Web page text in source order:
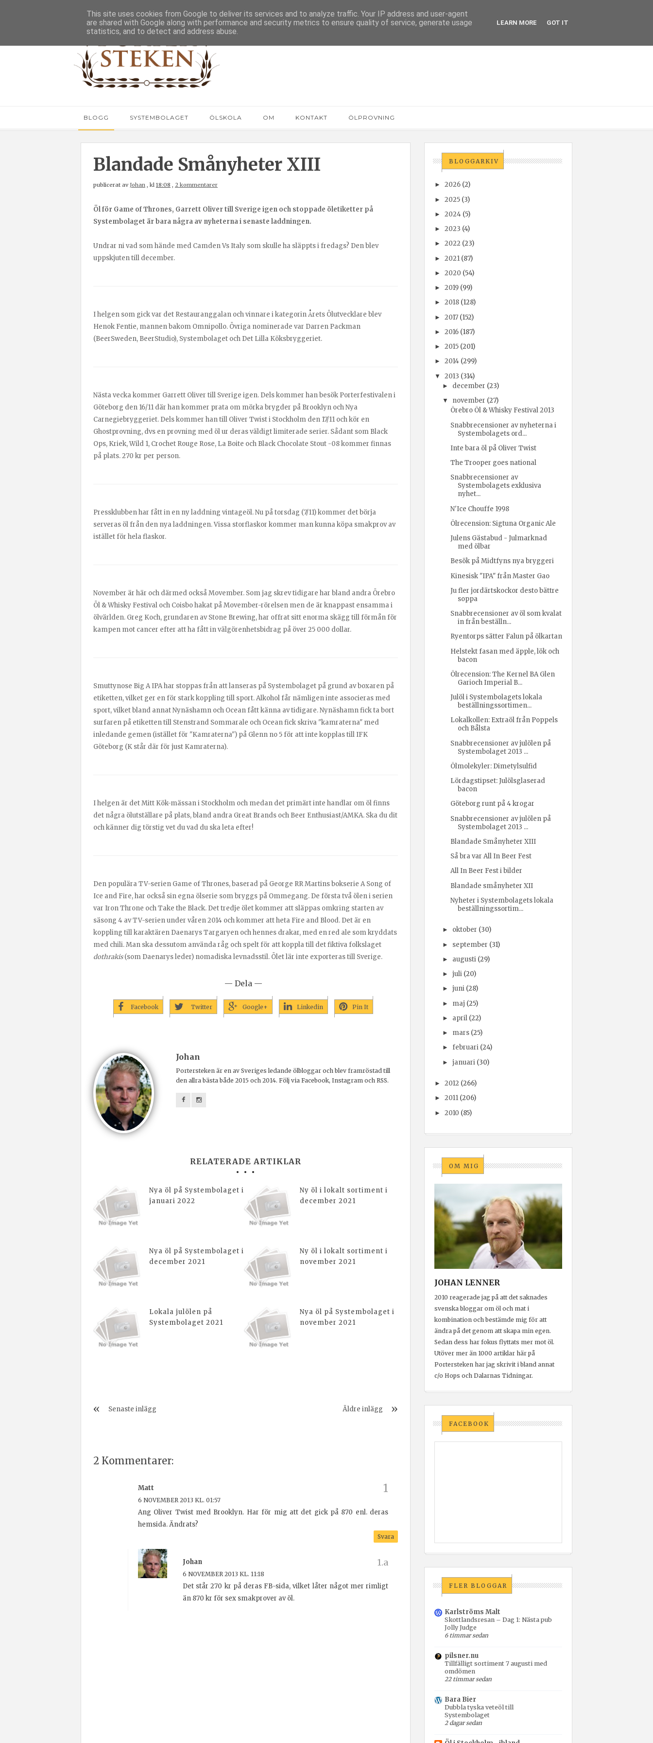
BLOGG SYSTEMBOLAGET ÖLSKOLA OM KONTAKT ÖLPROVNING
Blandade Smånyheter XIII
publicerat avJohan , kl 18:08 , 2 kommentarer
Öl för Game of Thrones, Garrett Oliver till Sverige igen och stoppade öletiketter på
Systembolaget är bara några av nyheterna i senaste laddningen.
Undrar ni vad som hände med Camden Vs Italy som skulle ha släppts i fredags? Den blev
uppskjuten till december.
I helgen som gick var det Restauranggalan och vinnare i kategorin Årets Ölutvecklare blev
Henok Fentie, mannen bakom Omnipollo. Övriga nominerade var Darren Packman
(BeerSweden, BeerStudio), Systembolaget och Det Lilla Köksbryggeriet.
Nästa vecka kommer Garrett Oliver till Sverige igen. Dels kommer han besök Porterfestivalen i
Göteborg den 16/11 där han kommer prata om mörka brygder på Brooklyn och Nya
Carnegiebryggeriet. Dels kommer han till Oliver Twist i Stockholm den 17/11 och kör en
Ghostprovning, dvs en provning med öl ur deras väldigt limiterade serier. Sådant som Black
Ops, Kriek, Wild 1, Crochet Rouge Rose, La Boite och Black Chocolate Stout -08 kommer finnas
på plats. 270 kr per person.
Pressklubben har fått in en ny laddning vintageöl. Nu på torsdag (7/11) kommer det börja
serveras öl från den nya laddningen. Vissa storflaskor kommer man kunna köpa smakprov av
istället för hela flaskor.
November är här och därmed också Movember. Som jag skrev tidigare har bland andra Örebro
Öl & Whisky Festival och Coisbo hakat på Movember-rörelsen men de är knappast ensamma i
ölvärlden. Greg Koch, grundaren av Stone Brewing, har offrat sitt enorma skägg till förmån för
kampen mot cancer efter att ha fått in välgörenhetsbidrag på över 25 000 dollar.
Smuttynose Big A IPA har stoppas från att lanseras på Systembolaget på grund av boxaren på
etiketten, vilket ger en för stark koppling till sport. Alkohol får nämligen inte associeras med
sport, vilket bland annat Nynäshamn och Ocean fått känna av tidigare. Nynäshamn fick ta bort
surfaren på etiketten till Stenstrand Sommarale och Ocean fick skriva "kamraterna" med
inledande gemen (istället för "Kamraterna") på Glenn no 5 för att inte kopplas till IFK
Göteborg (K står där för just Kamraterna).
I helgen är det Mitt Kök-mässan i Stockholm och medan det primärt inte handlar om öl finns
det några ölutställare på plats, bland andra Great Brands och Beer Enthusiast/AMKA. Ska du dit
och känner dig törstig vet du vad du ska leta efter!
Den populära TV-serien Game of Thrones, baserad på George RR Martins bokserie A Song of
Ice and Fire, har också sin egna ölserie som bryggs på Ommegang. De första två ölen i serien
var Iron Throne och Take the Black. Det tredje ölet kommer att släppas omkring starten av
säsong 4 av TV-serien under våren 2014 och kommer att heta Fire and Blood. Det är en
koppling till karaktären Daenarys Targaryen och hennes drakar, med en red ale som kryddats
med chili. Man ska dessutom använda råg och spelt för att koppla till det fiktiva folkslaget
dothrakis(som Daenarys leder) nomadiska levnadsstil. Ölet lär inte exporteras till Sverige.
— Dela —
Facebook Twitter Google+ Linkedin Pin It
Johan
Portersteken är en av Sveriges ledande ölbloggar och blev framröstad till
den allra bästa både 2015 och 2014. Följ via Facebook, Instagram och RSS.
RELATERADE ARTIKLAR
Nya öl på Systembolaget i
januari 2022
Ny öl i lokalt sortiment i
december 2021
Nya öl på Systembolaget i
december 2021
Ny öl i lokalt sortiment i
november 2021
Lokala julölen på
Systembolaget 2021
Nya öl på Systembolaget i
november 2021
Senaste inlägg Äldre inlägg
2 Kommentarer:
Matt
6 NOVEMBER 2013 KL. 01:57
Ang Oliver Twist med Brooklyn. Har för mig att det gick på 870 enl. deras
hemsida. Ändrats?
Svara
Johan
6 NOVEMBER 2013 KL. 11:18
Det står 270 kr på deras FB-sida, vilket låter något mer rimligt
än 870 kr för sex smakprover av öl.
BLOGGARKIV
►2026 (2)
►2025 (3)
►2024 (5)
►2023 (4)
►2022 (23)
►2021 (87)
►2020 (54)
►2019 (99)
►2018 (128)
►2017 (152)
►2016 (187)
►2015 (201)
►2014 (299)
▼ 2013 (314)
► december (23)
▼ november (27)
Örebro Öl & Whisky Festival 2013
Snabbrecensioner av nyheterna i
Systembolagets ord...
Inte bara öl på Oliver Twist
The Trooper goes national
Snabbrecensioner av
Systembolagets exklusiva
nyhet...
N'Ice Chouffe 1998
Ölrecension: Sigtuna Organic Ale
Julens Gästabud - Julmarknad
med ölbar
Besök på Midtfyns nya bryggeri
Kinesisk "IPA" från Master Gao
Ju fler jordärtskockor desto bättre
soppa
Snabbrecensioner av öl som kvalat
in från beställn...
Ryentorps sätter Falun på ölkartan
Helstekt fasan med äpple, lök och
bacon
Ölrecension: The Kernel BA Glen
Garioch Imperial B...
Julöl i Systembolagets lokala
beställningssortimen...
Lokalkollen: Extraöl från Poppels
och Bålsta
Snabbrecensioner av julölen på
Systembolaget 2013 ...
Ölmolekyler: Dimetylsulfid
Lördagstipset: Julölsglaserad
bacon
Göteborg runt på 4 krogar
Snabbrecensioner av julölen på
Systembolaget 2013 ...
Blandade Smånyheter XIII
Så bra var All In Beer Fest
All In Beer Fest i bilder
Blandade smånyheter XII
Nyheter i Systembolagets lokala
beställningssortim...
► oktober (30)
► september (31)
► augusti (29)
► juli (20)
► juni (28)
► maj (25)
► april (22)
► mars (25)
► februari (24)
► januari (30)
►2012 (266)
►2011 (206)
►2010 (85)
OM MIG
JOHAN LENNER
2010 reagerade jag på att det saknades
svenska bloggar om öl och mat i
kombination och bestämde mig för att
ändra på det genom att skapa min egen.
Sedan dess har fokus flyttats mer mot öl.
Utöver mer än 1000 artiklar här på
Portersteken har jag skrivit i bland annat
c/o Hops och Dalarnas Tidningar.
FACEBOOK
FLER BLOGGAR
Karlströms Malt
Skottlandsresan – Dag 1: Nästa pub
Jolly Judge
6 timmar sedan
pilsner.nu
Tillfälligt sortiment 7 augusti med
omdömen
22 timmar sedan
Bara Bier
Dubbla tyska veteöl till
Systembolaget
2 dagar sedan
This site uses cookies from Google to deliver its services and to analyze traffic. Your IP address and user-agent
are shared with Google along with performance and security metrics to ensure quality of service, generate usage
statistics, and to detect and address abuse.
LEARN MORE GOT IT